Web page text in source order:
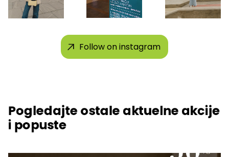
Follow on instagram
Pogledajte ostale aktuelne akcije
i popuste